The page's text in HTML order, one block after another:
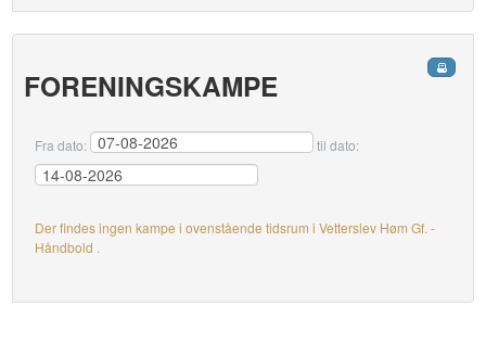
FORENINGSKAMPE
Fra dato: til dato:
Der findes ingen kampe i ovenstående tidsrum i Vetterslev Høm Gf. -
Håndbold .